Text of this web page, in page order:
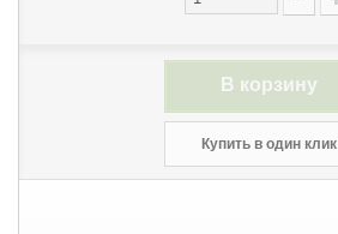
В корзину
Купить в один клик